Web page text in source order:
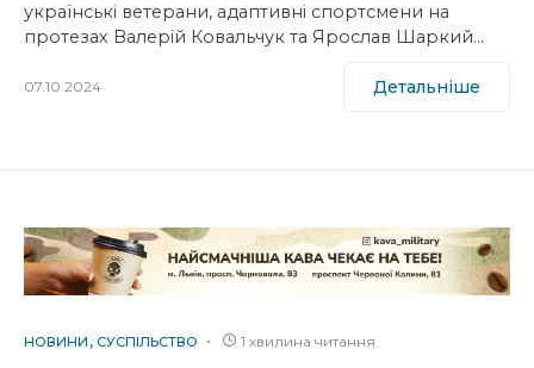
українські ветерани, адаптивні спортсмени на
протезах Валерій Ковальчук та Ярослав Шаркий…
07.10.2024 Детальніше
НОВИНИ СУСПІЛЬСТВО 1 хвилина читання